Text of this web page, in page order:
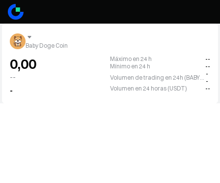
Baby Doge Coin
0,00
--
-
Máximo en 24 h
--
Mínimo en 24 h
--
-
-
Volumen en 24 horas (USDT)
--